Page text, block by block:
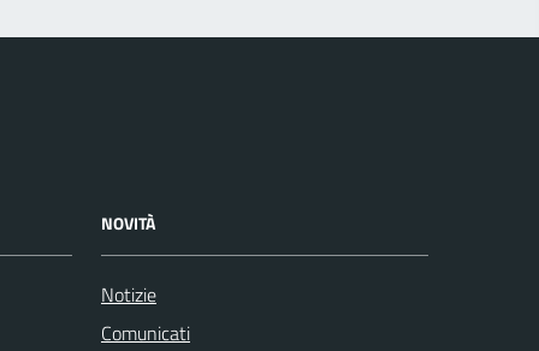
NOVITÀ
Notizie
Comunicati